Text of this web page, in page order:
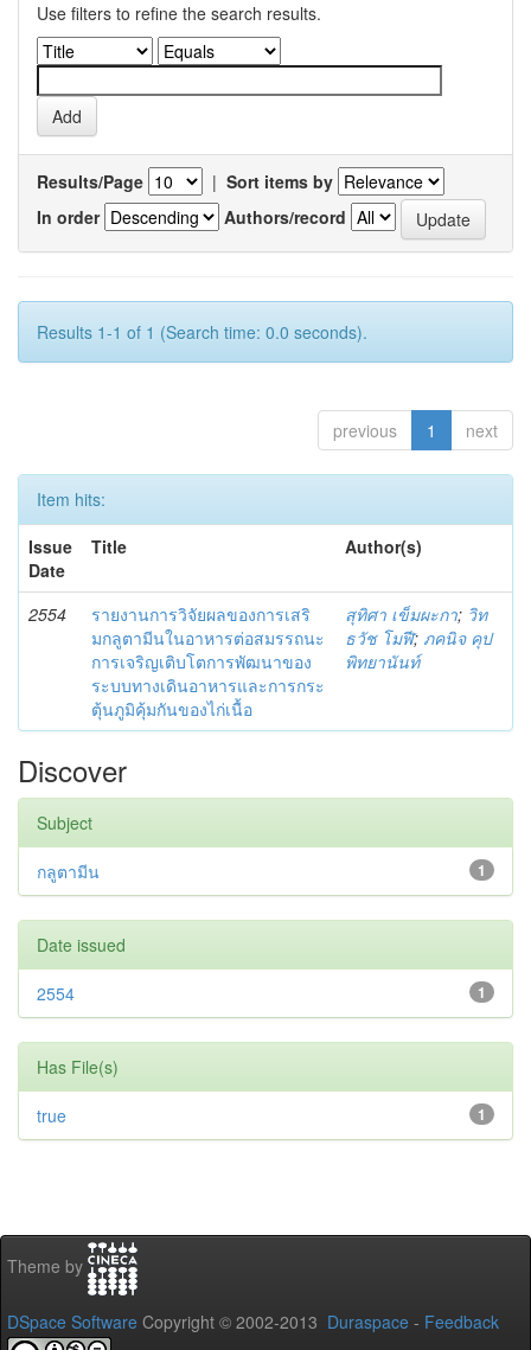
Use filters to refine the search results.
Results/Page | Sort items by
In order
Authors/record
Results 1-1 of 1 (Search time: 0.0 seconds).
previous 1 next
Item hits:
Issue
Date
Title Author(s)
2554
รายงานการวิจัยผลของการเสริ
มกลูตามีนในอาหารต่อสมรรถนะ
การเจริญเติบโตการพัฒนาของ
ระบบทางเดินอาหารและการกระ
ตุ้นภูมิคุ้มกันของไก่เนื้อ
สุทิศา เข็มผะกา; วิท
ธวัช โมฬี; ภคนิจ คุป
พิทยานันท์
Discover
Subject
1
กลูตามีน
Date issued
1
2554
Has File(s)
1
true
Theme by
DSpace Software Copyright © 2002-2013 Duraspace - Feedback